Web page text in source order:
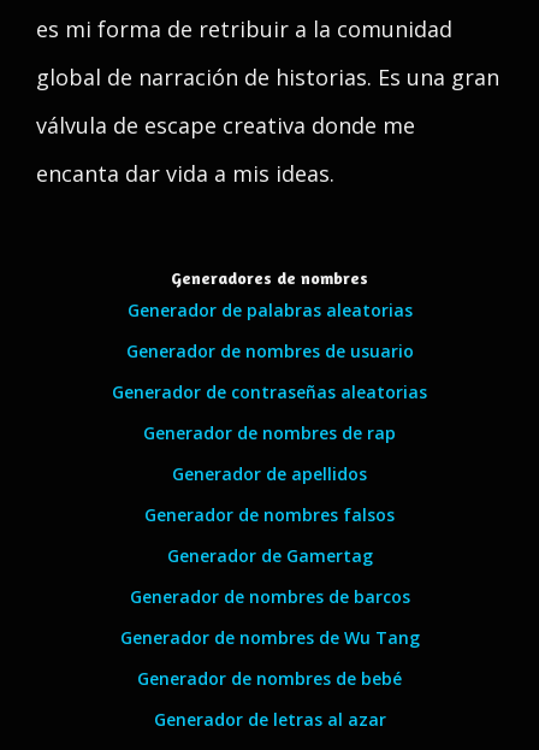
es mi forma de retribuir a la comunidad
global de narración de historias. Es una gran
válvula de escape creativa donde me
encanta dar vida a mis ideas.
Generadores de nombres
Generador de palabras aleatorias
Generador de nombres de usuario
Generador de contraseñas aleatorias
Generador de nombres de rap
Generador de apellidos
Generador de nombres falsos
Generador de Gamertag
Generador de nombres de barcos
Generador de nombres de Wu Tang
Generador de nombres de bebé
Generador de letras al azar